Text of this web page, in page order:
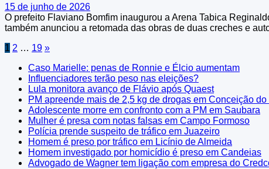
15 de junho de 2026
O prefeito Flaviano Bomfim inaugurou a Arena Tabica
também anunciou a retomada das obras de duas creches e
Paginação
de
posts
1 2 … 19 »
Caso Marielle: penas de Ronnie e Élcio aumentam
Influenciadores terão peso nas eleições?
Lula monitora avanço de Flávio após Quaest
PM apreende mais de 2,5 kg de drogas em Conceição
Adolescente morre em confronto com a PM em Saubara
Mulher é presa com notas falsas em Campo Formoso
Polícia prende suspeito de tráfico em Juazeiro
Homem é preso por tráfico em Licínio de Almeida
Homem investigado por homicídio é preso em Candeias
Advogado de Wagner tem ligação com empresa do